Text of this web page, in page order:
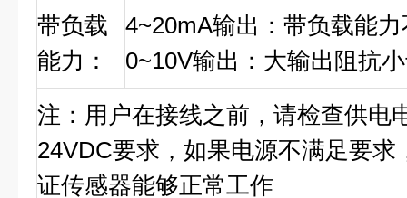
带负载
能力：
4~20mA输出：带负载能
0~10V输出：大输出阻抗
注：用户在接线之前，请检查供电
24VDC要求，如果电源不满足要
证传感器能够正常工作